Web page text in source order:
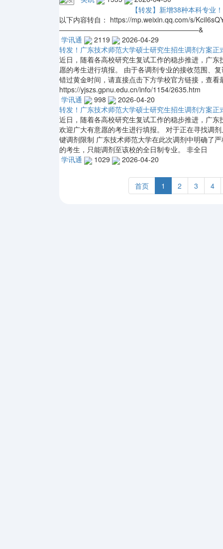
【转发】新增38种本科专业
以下内容转自： https://mp.weixin.qq.com/s/
————————————————————&
学讯通
2119
2026-04-29
转发！广东技术师范大学硕士研究生招生调剂方案正
近日，随着各高校研究生复试工作的稳步推进，广
愿的考生进行填报。 由于各调剂专业的接收范围、
错过黄金时间，请直接点击下方学校官方链接，查
https://yjszs.gpnu.edu.cn/info/1154/2635.htm
学讯通
998
2026-04-20
转发！广东技术师范大学硕士研究生招生调剂方案正
近日，随着各高校研究生复试工作的稳步推进，广
欢迎广大有意愿的考生进行填报。 对于正在寻找调
键调剂限制 广东技术师范大学在此次调剂中明确了
的考生，只能调剂至该校的全日制专业。 非全日
学讯通
1029 2026-04-20
首页 1 2 3 4